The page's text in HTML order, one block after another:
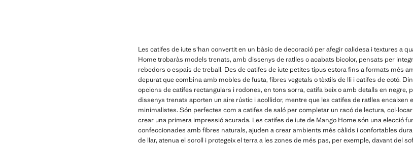
Les catifes de iute s'han convertit en un bàsic de decoració per afegir calidesa i textures a
Home trobaràs models trenats, amb dissenys de ratlles o acabats bicolor, pensats per
rebedors o espais de treball. Des de catifes de iute petites tipus estora fins a formats més
depurat que combina amb mobles de fusta, fibres vegetals o tèxtils de lli i catifes de cotó.
opcions de catifes rectangulars i rodones, en tons sorra, catifa beix o amb detalls en negre,
dissenys trenats aporten un aire rústic i acollidor, mentre que les catifes de ratlles
minimalistes. Són perfectes com a catifes de saló per completar un racó de lectura,
crear una primera impressió acurada. Les catifes de iute de Mango Home són una elecció
confeccionades amb fibres naturals, ajuden a crear ambients més càlids i confortables
de llar, atenua el soroll i protegeix el terra a les zones de més pas, per exemple, davant del